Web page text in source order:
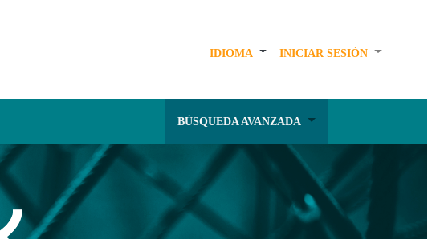
IDIOMA INICIAR SESIÓN
BÚSQUEDA AVANZADA